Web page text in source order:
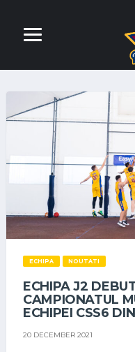
ECHIPA NOUTATI
ECHIPA J2
CAMPIONATUL
ECHIPEI CSS6
20 DECEMBER 2021